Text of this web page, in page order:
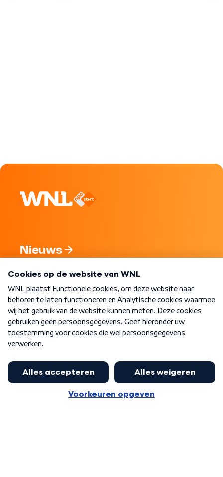
Nieuws
Nieuwsbrief
Word Lid